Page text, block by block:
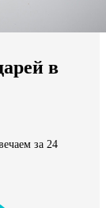
в
за 24